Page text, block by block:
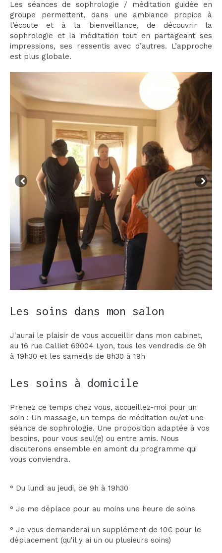
Les séances de sophrologie / méditation guidée en
groupe permettent, dans une ambiance propice à
l’écoute et à la bienveillance, de découvrir la
sophrologie et la méditation tout en partageant ses
impressions, ses ressentis avec d’autres. L’approche
est plus globale.
Les soins dans mon salon
J'aurai le plaisir de vous accueillir dans mon cabinet,
au 16 rue Calliet 69004 Lyon, tous les vendredis de 9h
à 19h30 et les samedis de 8h30 à 19h
Les soins à domicile
Prenez ce temps chez vous, accueillez-moi pour un
soin : Un massage, un temps de méditation ou/et une
séance de sophrologie. Une proposition adaptée à vos
besoins, pour vous seul(e) ou entre amis. Nous
discuterons ensemble en amont du programme qui
vous conviendra.
° Du lundi au jeudi, de 9h à 19h30
° Je me déplace pour au moins une heure de soins
° Je vous demanderai un supplément de 10€ pour le
déplacement (qu'il y ai un ou plusieurs soins)